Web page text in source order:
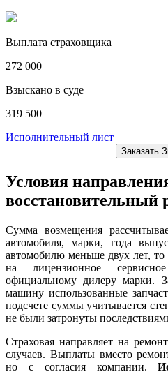
Выплата страховщика
272 000
Взыскано в суде
319 500
Исполнительный лист
Заказать
Условия
восстановительный
Сумма возмещения
автомобиля, марки, года
автомобилю меньше двух лет, то
на лицензионное
официальному дилеру марки.
машину использованные
подсчете суммы учитывается
не были затронуты
Страховая направляет на
случаев. Выплаты вместо
но с согласия компании.